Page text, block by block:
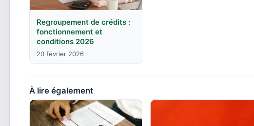
Regroupement de crédits :
fonctionnement et
conditions 2026
20 février 2026
À lire également